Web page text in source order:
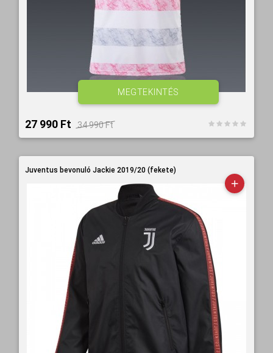
27 990 Ft‎ 34 990 Ft‎
MEGTEKINTÉS
Juventus bevonuló Jackie 2019/20 (fekete)